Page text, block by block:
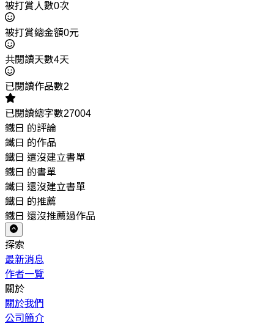
被打賞人數0次
被打賞總金額0元
共閱讀天數4天
已閱讀作品數2
已閱讀總字數27004
鐵日 的評論
鐵日 的作品
鐵日 還沒建立書單
鐵日 的書單
鐵日 還沒建立書單
鐵日 的推薦
鐵日 還沒推薦過作品
探索
最新消息
作者一覽
關於
關於我們
公司簡介